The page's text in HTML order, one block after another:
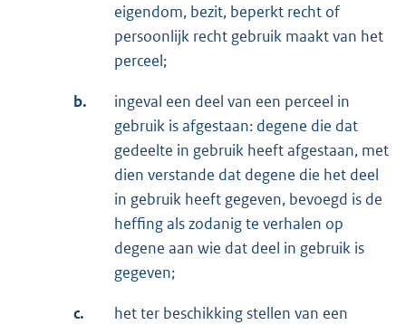
eigendom, bezit, beperkt recht of
persoonlijk recht gebruik maakt van het
perceel;
b.
ingeval een deel van een perceel in
gebruik is afgestaan: degene die dat
gedeelte in gebruik heeft afgestaan, met
dien verstande dat degene die het deel
in gebruik heeft gegeven, bevoegd is de
heffing als zodanig te verhalen op
degene aan wie dat deel in gebruik is
gegeven;
c.
het ter beschikking stellen van een